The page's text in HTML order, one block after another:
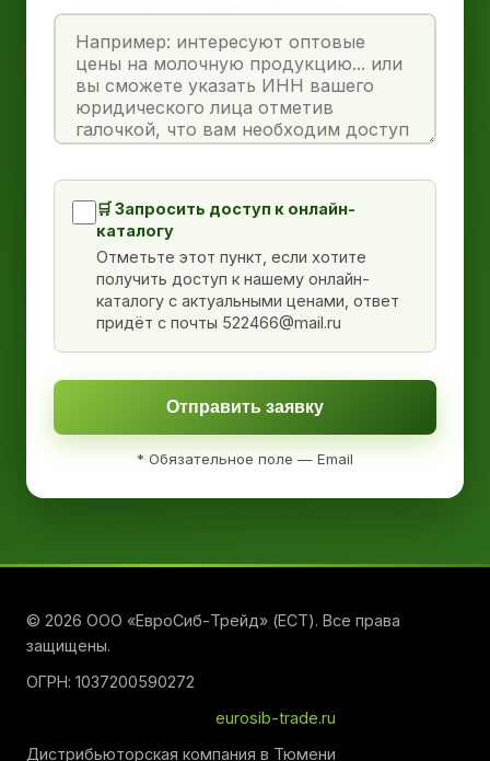
🛒 Запросить доступ к онлайн-
каталогу
Отметьте этот пункт, если хотите
получить доступ к нашему онлайн-
каталогу с актуальными ценами, ответ
придёт с почты 522466@mail.ru
Отправить заявку
* Обязательное поле — Email
© 2026 ООО «ЕвроСиб-Трейд» (ЕСТ). Все права
защищены.
ОГРН: 1037200590272
eurosib-trade.ru
Дистрибьюторская компания в Тюмени